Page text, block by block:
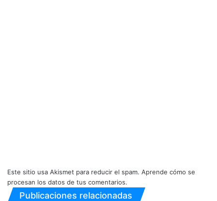
Este sitio usa Akismet para reducir el spam. Aprende cómo se
procesan los datos de tus comentarios.
Publicaciones relacionadas